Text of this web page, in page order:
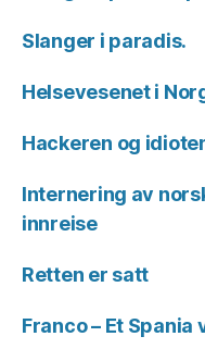
Slanger i paradis.
Helsevesenet i
Hackeren og
Internering av
innreise
Retten er satt
Franco – Et Spania